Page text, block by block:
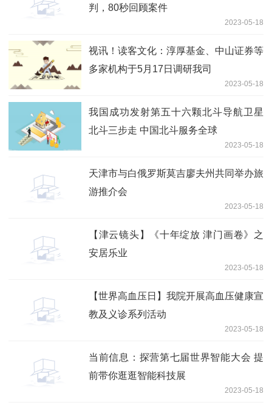
判，80秒回顾案件
2023-05-18
视讯！读客文化：淳厚基金、中山证券等
多家机构于5月17日调研我司
2023-05-18
我国成功发射第五十六颗北斗导航卫星
北斗三步走 中国北斗服务全球
2023-05-18
天津市与白俄罗斯莫吉廖夫州共同举办旅
游推介会
2023-05-18
【津云镜头】《十年绽放 津门画卷》之
安居乐业
2023-05-18
【世界高血压日】我院开展高血压健康宣
教及义诊系列活动
2023-05-18
当前信息：探营第七届世界智能大会 提
前带你逛逛智能科技展
2023-05-18